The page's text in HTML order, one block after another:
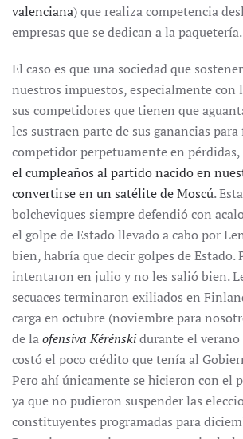
valenciana) que realiza competencia
empresas que se dedican a la paquetería.
El caso es que una sociedad que
nuestros impuestos, especialmente con
sus competidores que tienen que
les sustraen parte de sus ganancias
competidor perpetuamente en pérdidas,
el cumpleaños al partido nacido en
convertirse en un satélite de Moscú.
bolcheviques siempre defendió con
el golpe de Estado llevado a cabo por
bien, habría que decir golpes de Estado.
intentaron en julio y no les salió bien.
secuaces terminaron exiliados en
carga en octubre (noviembre para
de laofensiva Kérénskidurante el verano
costó el poco crédito que tenía al
Pero ahí únicamente se hicieron con el
ya que no pudieron suspender las
constituyentes programadas para